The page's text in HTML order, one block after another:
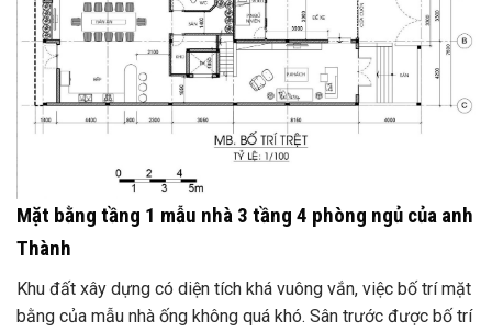
Mặt bằng tầng 1 mẫu nhà 3 tầng 4 phòng ngủ của anh
Thành
Khu đất xây dựng có diện tích khá vuông vắn, việc bố trí mặt
bằng của mẫu nhà ống không quá khó. Sân trước được bố trí